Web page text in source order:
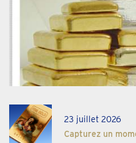
23 juillet 2026
Capturez un